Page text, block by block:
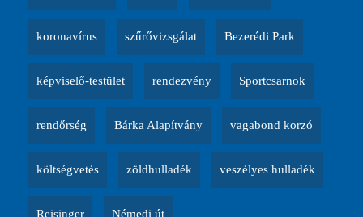
koronavírus szűrővizsgálat Bezerédi Park
képviselő-testület rendezvény Sportcsarnok
rendőrség Bárka Alapítvány vagabond korzó
költségvetés zöldhulladék veszélyes hulladék
Reisinger Némedi út